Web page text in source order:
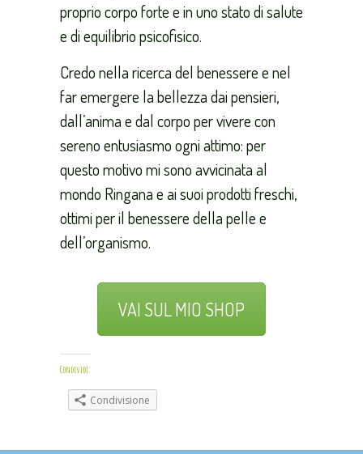
proprio corpo forte e in uno stato di salute
e di equilibrio psicofisico.
Credo nella ricerca del benessere e nel
far emergere la bellezza dai pensieri,
dall’anima e dal corpo per vivere con
sereno entusiasmo ogni attimo: per
questo motivo mi sono avvicinata al
mondo Ringana e ai suoi prodotti freschi,
ottimi per il benessere della pelle e
dell’organismo.
VAI SUL MIO SHOP
Condividi:
Condivisione